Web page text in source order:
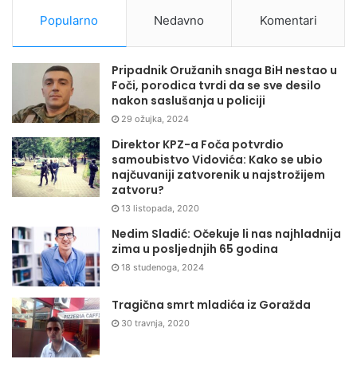
Popularno Nedavno Komentari
Pripadnik Oružanih snaga BiH nestao u
Foči, porodica tvrdi da se sve desilo
nakon saslušanja u policiji
29 ožujka, 2024
Direktor KPZ-a Foča potvrdio
samoubistvo Vidovića: Kako se ubio
najčuvaniji zatvorenik u najstrožijem
zatvoru?
13 listopada, 2020
Nedim Sladić: Očekuje li nas najhladnija
zima u posljednjih 65 godina
18 studenoga, 2024
Tragična smrt mladića iz Goražda
30 travnja, 2020